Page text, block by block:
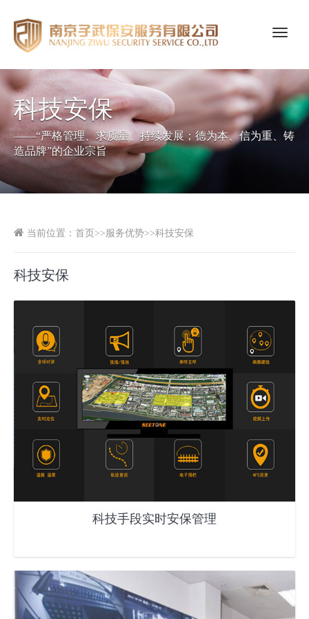
GoExplore!
科技安保
——“严格管理、求质量、持续发展；德为本、信为重、铸
造品牌”的企业宗旨
当前位置： 首页 >> 服务优势>>科技安保
科技安保
科技手段实时安保管理